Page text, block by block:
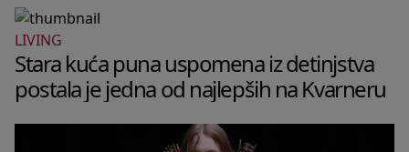
LIVING
Stara kuća puna uspomena iz detinjstva
postala je jedna od najlepših na Kvarneru